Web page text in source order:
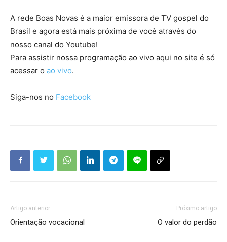
A rede Boas Novas é a maior emissora de TV gospel do
Brasil e agora está mais próxima de você através do
nosso canal do Youtube!
Para assistir nossa programação ao vivo aqui no site é só
acessar o ao vivo.
Siga-nos no Facebook
Artigo anterior
Orientação vocacional
Próximo artigo
O valor do perdão